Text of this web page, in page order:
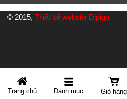
Trang chủ Danh mục Giỏ hàng
© 2015, Thiết kế website Dipigo